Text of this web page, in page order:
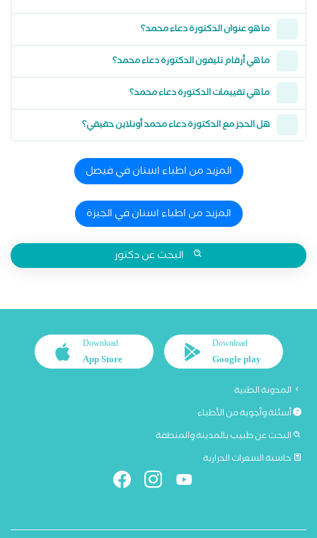
ما هو عنوان الدكتورة دعاء محمد؟
ما هي أرقام تليفون الدكتورة دعاء محمد؟
ما هي تقييمات الدكتورة دعاء محمد؟
هل الحجز مع الدكتورة دعاء محمد أونلاين حقيقي؟
المزيد من اطباء اسنان في فيصل
المزيد من اطباء اسنان في الجيزة
البحث عن دكتور
Download
Google play
Download
App Store
المدونة الطبية
أسئلة وأجوبة من الأطباء
البحث عن طبيب بالمدينة والمنطقة
حاسبة السعرات الحرارية